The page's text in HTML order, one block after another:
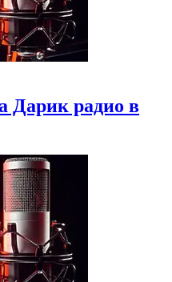
Дарик радио в